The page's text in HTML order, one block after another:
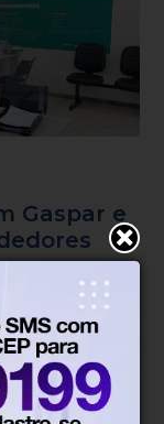
Gaspar e
de
de 2,4 mil
Empreendedor